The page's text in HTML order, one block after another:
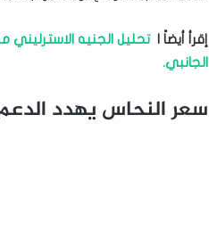
إقرأ أيضاً | تحليل الجنيه الاسترليني
الجانبي.
سعر النحاس يهدد الدعم–